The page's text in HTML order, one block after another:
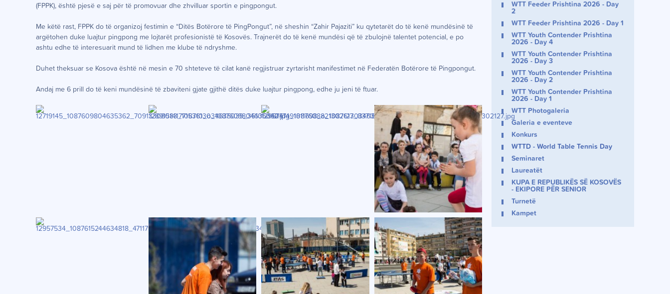
(FPPK), është pjesë e saj për të promovuar dhe zhvilluar sportin e pingpongut.
Me këtë rast, FPPK do të organizoj festimin e “Ditës Botërore të PingPongut”, në sheshin “Zahir Pajaziti” ku qytetarët do të kenë mundësinë të
argëtohen duke luajtur pingpong me lojtarët profesionistë të Kosovës. Trajnerët do të kenë mundësi që të zbulojnë talentet potencial, e po
ashtu edhe të interesuarit mund të lidhen me klube të ndryshme.
Duhet theksuar se Kosova është në mesin e 70 shteteve të cilat kanë regjistruar zyrtarisht manifestimet në Federatën Botërore të Pingpongut.
Andaj me 6 prill do të keni mundësinë të zbaviteni gjate gjithë ditës duke luajtur pingpong, edhe ju jeni të ftuar.
WTT Feeder Prishtina 2026 - Day
2
WTT Feeder Prishtina 2026 - Day 1
WTT Youth Contender Prishtina
2026 - Day 4
WTT Youth Contender Prishtina
2026 - Day 3
WTT Youth Contender Prishtina
2026 - Day 2
WTT Youth Contender Prishtina
2026 - Day 1
WTT Photogaleria
Galeria e eventeve
Konkurs
WTTD - World Table Tennis Day
Seminaret
Laureatët
KUPA E REPUBLIKËS SË KOSOVËS
- EKIPORE PËR SENIOR
Turnetë
Kampet